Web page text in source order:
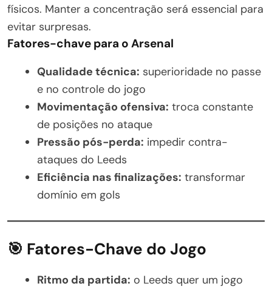
físicos. Manter a concentração será essencial para
evitar surpresas.
Fatores-chave para o Arsenal
Qualidade técnica: superioridade no passe
e no controle do jogo
Movimentação ofensiva: troca constante
de posições no ataque
Pressão pós-perda: impedir contra-
ataques do Leeds
Eficiência nas finalizações: transformar
domínio em gols
🎯 Fatores-Chave do Jogo
Ritmo da partida: o Leeds quer um jogo